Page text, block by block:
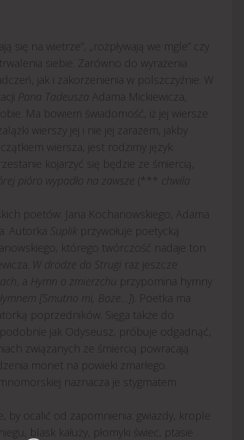
się na wietrze”, „rozpływają we mgle” czy
siebie. Zarówno do wyrażenia
jak i zakorzenienia w polszczyźnie. W
Pana Tadeusza Adama Mickiewicza,
Ma bowiem świadomość, iż jej wiersze
wierszy jej i nie jej zarazem, jakby
wiersza, jest rodzimy język.
kojarzyć się będzie ze śmiercią,
pióro wypadło na zawsze (*** chwila
poetów: Jana Kochanowskiego, Adama
Autorka Suplik przywołuje poetycką
którego twórczość nadaje ton
W drodze do Strugi raz jeszcze
, a Hymn o zmierzchu przypomina hymny
[Smutno mi, Boże…]). Poetka ma
poprzedników. Sięga także do
jak Odyseusz, próbuje odgadnąć,
związanych ze śmiercią powracają
monet na powieki zmarłego.
naznacza je stygmatem
by ocalić od zapomnienia: gwiazdy, krople
blask kałuży, płomyki świec, ptasie